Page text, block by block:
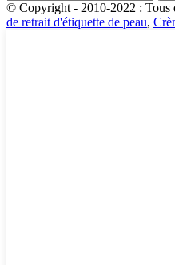
© Copyright - 2010-2022 : Tous
de retrait d'étiquette de peau,